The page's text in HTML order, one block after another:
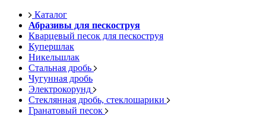
Каталог
Абразивы для пескоструя
Кварцевый песок для пескоструя
Купершлак
Никельшлак
Стальная дробь
Чугунная дробь
Электрокорунд
Стеклянная дробь, стеклошарики
Гранатовый песок